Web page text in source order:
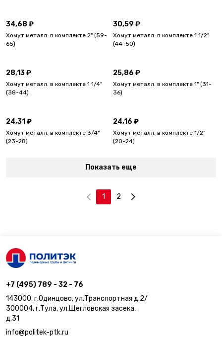
34,68 ₽
Хомут металл. в комплекте 2" (59-
65)
30,59 ₽
Хомут металл. в комплекте 1 1/2"
(44-50)
28,13 ₽
Хомут металл. в комплекте 1 1/4"
(38-44)
25,86 ₽
Хомут металл. в комплекте 1" (31-
36)
24,31 ₽
Хомут металл. в комплекте 3/4"
(23-28)
24,16 ₽
Хомут металл. в комплекте 1/2"
(20-24)
Показать еще
1 2
+7 (495) 789 - 32 - 76
143000, г.Одинцово, ул.Транспортная д.2/
300004, г.Тула, ул.Щегловская засека,
д.31
info@politek-ptk.ru